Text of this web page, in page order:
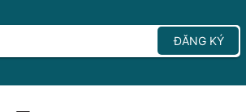
ĐĂNG KÝ